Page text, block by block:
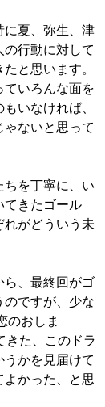
に夏、弥生、津
行動に対して
と思います。
ていろんな面を
いなければ、
ないと思って
ちを丁寧に、い
てきたゴール
れがどういう未
ら、最終回がゴ
のですが、少な
のおしま
きた、このドラ
かを見届けて
よかった、と思